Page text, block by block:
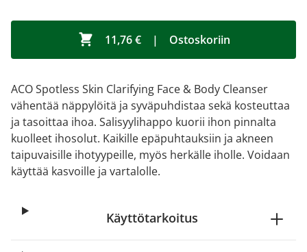
11,76 € | Ostoskoriin
ACO Spotless Skin Clarifying Face & Body Cleanser
vähentää näppylöitä ja syväpuhdistaa sekä kosteuttaa
ja tasoittaa ihoa. Salisyylihappo kuorii ihon pinnalta
kuolleet ihosolut. Kaikille epäpuhtauksiin ja akneen
taipuvaisille ihotyypeille, myös herkälle iholle. Voidaan
käyttää kasvoille ja vartalolle.
Käyttötarkoitus